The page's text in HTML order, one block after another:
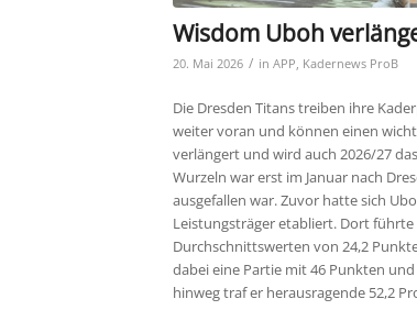
Wisdom Uboh
20. Mai 2026 / in APP, Kadernews ProB
Die Dresden Titans treiben ihre
weiter voran und können einen
verlängert und wird auch 2026/27
Wurzeln war erst im Januar nach
ausgefallen war. Zuvor hatte sich
Leistungsträger etabliert. Dort
Durchschnittswerten von 24,2
dabei eine Partie mit 46 Punkten
hinweg traf er herausragende 52,2